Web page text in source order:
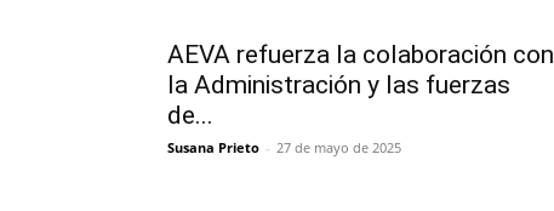
AEVA refuerza la colaboración con
la Administración y las fuerzas
de...
Susana Prieto - 27 de mayo de 2025